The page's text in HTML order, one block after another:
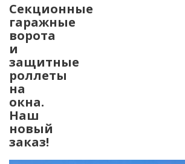
Секционные
гаражные
ворота
и
защитные
роллеты
на
окна.
Наш
новый
заказ!